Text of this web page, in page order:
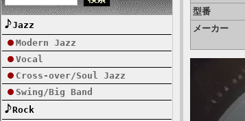
Jazz
Modern Jazz
Vocal
Cross-over/Soul Jazz
Swing/Big Band
Rock
型番
メーカー